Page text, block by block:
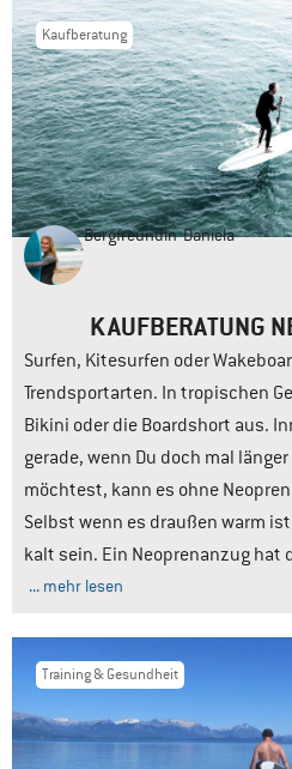
Kaufberatung
Bergfreundin Daniela
KAUFBERATUNG
Surfen, Kitesurfen oder
Trendsportarten. In tropischen
Bikini oder die Boardshort aus.
gerade, wenn Du doch mal
möchtest, kann es ohne
Selbst wenn es draußen warm
kalt sein. Ein Neoprenanzug hat
... mehr lesen
Training & Gesundheit